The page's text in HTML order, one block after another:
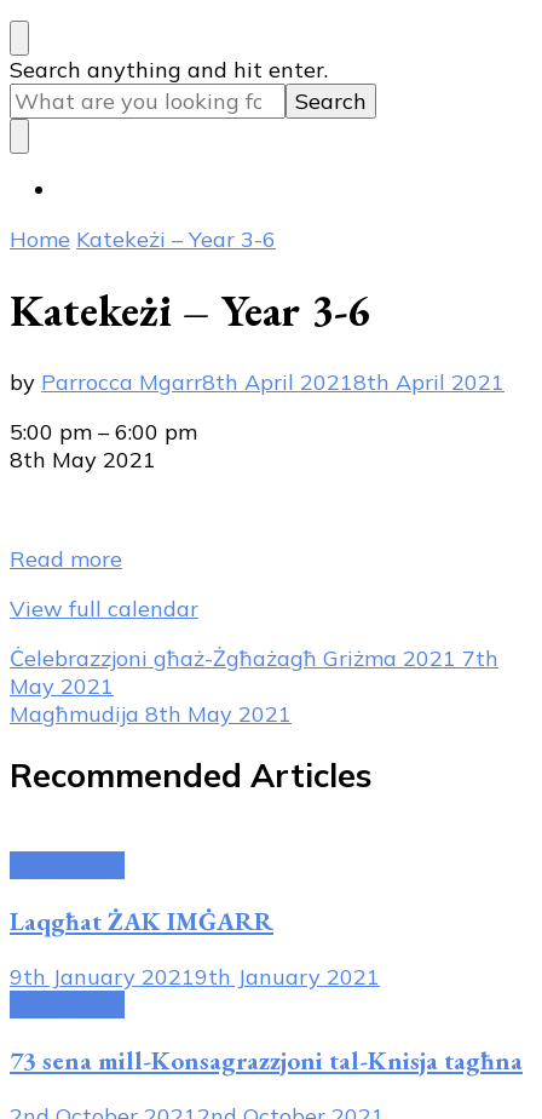
Looking
for
Something?
Search anything and hit enter.
Home Katekeżi – Year 3-6
Katekeżi – Year 3-6
by Parrocca Mgarr8th April 20218th April 2021
Katekeżi
-
5:00 pm – 6:00 pm
8th May 2021
Read more
View full calendar
Post
Navigation
Ċelebrazzjoni għaż-Żgħażagħ Griżma 2021 7th
May 2021
Magħmudija 8th May 2021
Recommended Articles
Laqgħat ŻAK IMĠARR
9th January 20219th January 2021
73 sena mill-Konsagrazzjoni tal-Knisja tagħna